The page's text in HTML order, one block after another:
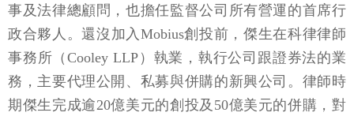
事及法律總顧問，也擔任監督公司所有營運的首席行
政合夥人。還沒加入Mobius創投前，傑生在科律律師
事務所（Cooley LLP）執業，執行公司跟證券法的業
務，主要代理公開、私募與併購的新興公司。律師時
期傑生完成逾20億美元的創投及50億美元的併購，對